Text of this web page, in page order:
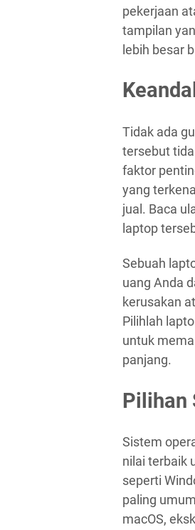
pekerjaan
tampilan
lebih besar
Tidak ada
tersebut
faktor
yang
jual. Baca
laptop
Sebuah
uang Anda
kerusakan
Pilihlah
untuk
panjang.
Pilihan
Sistem
nilai terbaik
seperti
paling
macOS,